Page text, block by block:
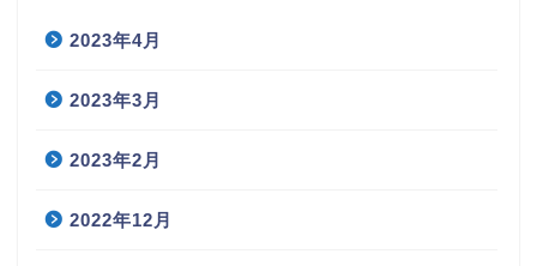
2023年4月
2023年3月
2023年2月
2022年12月